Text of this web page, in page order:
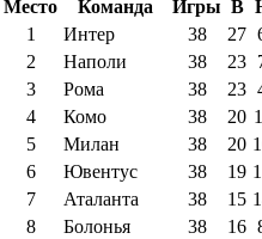
Место Команда Игры В
1
Интер 38 27
2
Наполи 38 23
3
Рома 38 23
4
Комо 38 20
5
Милан 38 20
6
Ювентус 38 19
7
Аталанта 38 15
8
Болонья 38 16